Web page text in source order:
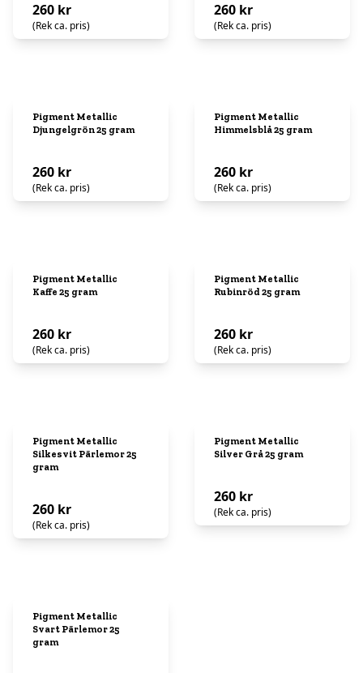
260 kr
(Rek ca. pris)
260 kr
(Rek ca. pris)
Pigment Metallic
Djungelgrön 25 gram
260 kr
(Rek ca. pris)
Pigment Metallic
Himmelsblå 25 gram
260 kr
(Rek ca. pris)
Pigment Metallic
Kaffe 25 gram
260 kr
(Rek ca. pris)
Pigment Metallic
Rubinröd 25 gram
260 kr
(Rek ca. pris)
Pigment Metallic
Silkesvit Pärlemor 25
gram
260 kr
(Rek ca. pris)
Pigment Metallic
Silver Grå 25 gram
260 kr
(Rek ca. pris)
Pigment Metallic
Svart Pärlemor 25
gram